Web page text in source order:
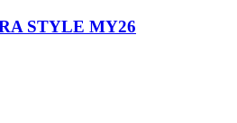
STYLE MY26